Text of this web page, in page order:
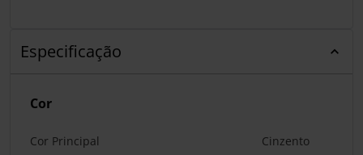
Especificação
Cor
Cor Principal Cinzento